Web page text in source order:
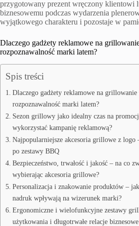
przygotowany prezent wręczony klientowi
biznesowemu podczas wydarzenia
wyjątkowego charakteru i pozostaje w
Dlaczego gadżety reklamowe na
rozpoznawalność marki latem?
Spis treści
Dlaczego gadżety reklamowe na grillowanie
rozpoznawalność marki latem?
Sezon grillowy jako idealny czas na
wykorzystać kampanię reklamową?
Najpopularniejsze akcesoria grillowe z logo
po zestawy BBQ
Bezpieczeństwo, trwałość i jakość – na co
wybierając akcesoria grillowe?
Personalizacja i znakowanie produktów –
nadruk wpływają na wizerunek marki?
Ergonomiczne i wielofunkcyjne zestawy
użytkowania i długotrwałe relacje biznesowe